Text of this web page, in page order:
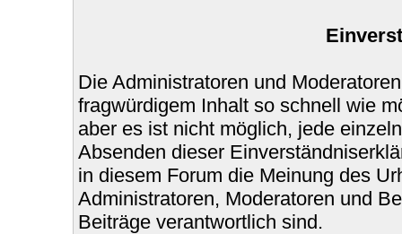
Die Administratoren und
fragwürdigem Inhalt so schnell wie
aber es ist nicht möglich, jede
Absenden dieser
in diesem Forum die Meinung des
Administratoren, Moderatoren und
Beiträge verantwortlich sind.